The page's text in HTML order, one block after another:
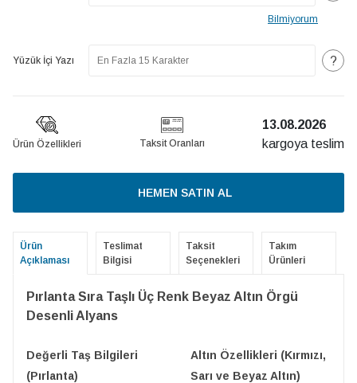
Bilmiyorum
Yüzük İçi Yazı ?
Ürün Özellikleri Taksit Oranları
13.08.2026
kargoya teslim
HEMEN SATIN AL
Ürün
Açıklaması
Teslimat
Bilgisi
Taksit
Seçenekleri
Takım
Ürünleri
Pırlanta Sıra Taşlı Üç Renk Beyaz Altın Örgü
Desenli Alyans
Değerli Taş Bilgileri
(Pırlanta)
Altın Özellikleri (Kırmızı,
Sarı ve Beyaz Altın)